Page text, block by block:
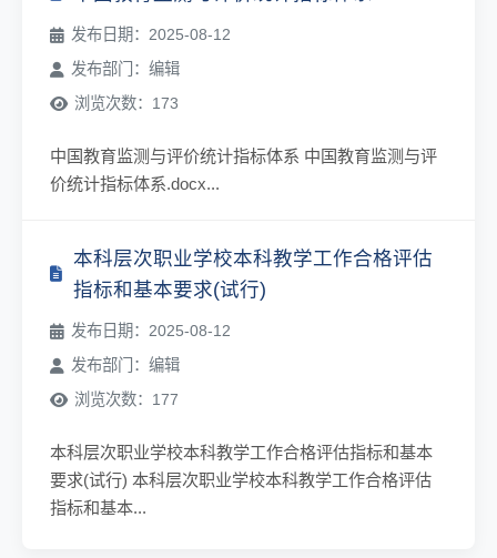
发布日期：2025-08-12
发布部门：编辑
浏览次数：173
中国教育监测与评价统计指标体系 中国教育监测与评
价统计指标体系.docx...
本科层次职业学校本科教学工作合格评估
指标和基本要求(试行)
发布日期：2025-08-12
发布部门：编辑
浏览次数：177
本科层次职业学校本科教学工作合格评估指标和基本
要求(试行) 本科层次职业学校本科教学工作合格评估
指标和基本...